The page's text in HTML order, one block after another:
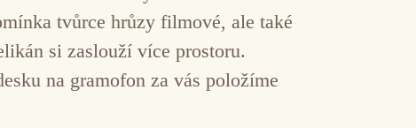
tvůrce hrůzy filmové, ale také
si zaslouží více prostoru.
na gramofon za vás položíme